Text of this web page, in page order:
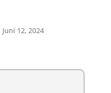
Juni 12, 2024